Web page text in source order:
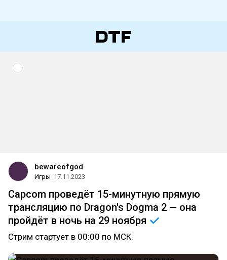
bewareofgod
Игры 17.11.2023
Capcom проведёт 15-минутную прямую
трансляцию по Dragon's Dogma 2 — она
пройдёт в ночь на 29 ноября
Стрим стартует в 00:00 по МСК.